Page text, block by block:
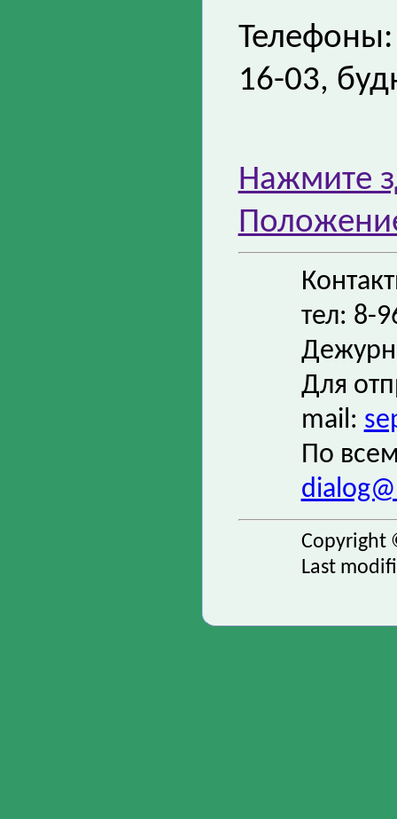
16-03,
Нажмите
тел: 8-
Для
mail:
По
Copyright
Last